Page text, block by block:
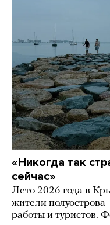
«Никогда так
сейчас»
Лето 2026 года в
жители полуострова
работы и туристов.